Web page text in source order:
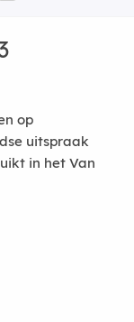
op
uitspraak
in het Van